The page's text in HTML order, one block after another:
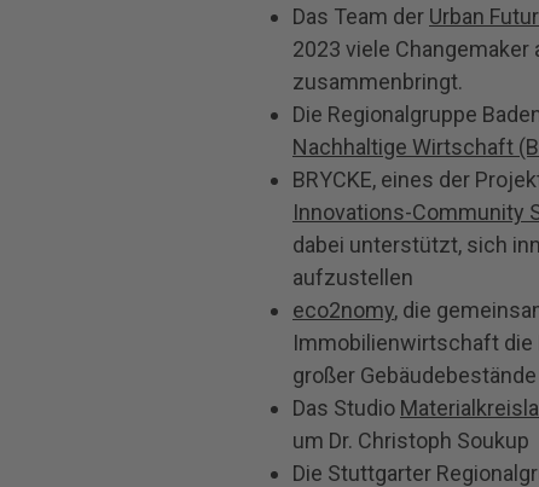
Das Team der Urban
2023 viele
zusammenbringt.
Die Regionalgruppe
Nachhaltige Wirtschaft
BRYCKE, eines der
Innovations-Community
dabei unterstützt, sich
aufzustellen
eco2nomy, die
Immobilienwirtschaft die
großer
Das Studio
um Dr. Christoph Soukup
Die Stuttgarter